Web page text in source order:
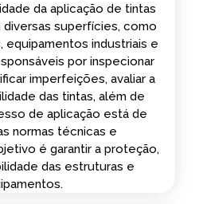
da aplicação de tintas
superfícies, como
equipamentos industriais e
por inspecionar
imperfeições, avaliar a
das tintas, além de
de aplicação está de
normas técnicas e
é garantir a proteção,
das estruturas e